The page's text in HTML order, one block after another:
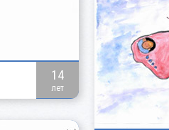
14
лет